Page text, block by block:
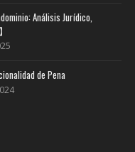
Análisis Jurídico,
de Pena